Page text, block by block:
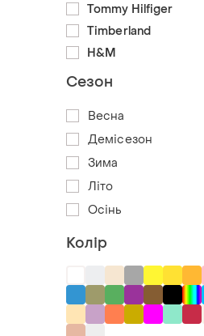
Tommy Hilfiger
Timberland
H&M
Сезон
Весна
Демісезон
Зима
Літо
Осінь
Колір